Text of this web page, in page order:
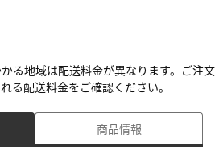
る地域は配送料金が異なります。ご注文
る配送料金をご確認ください。
商品情報